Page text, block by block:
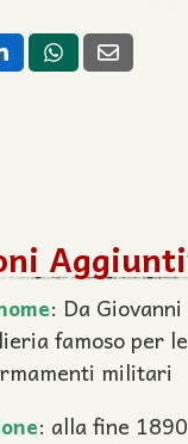
: Da
famoso per
militari
: alla fine 1890